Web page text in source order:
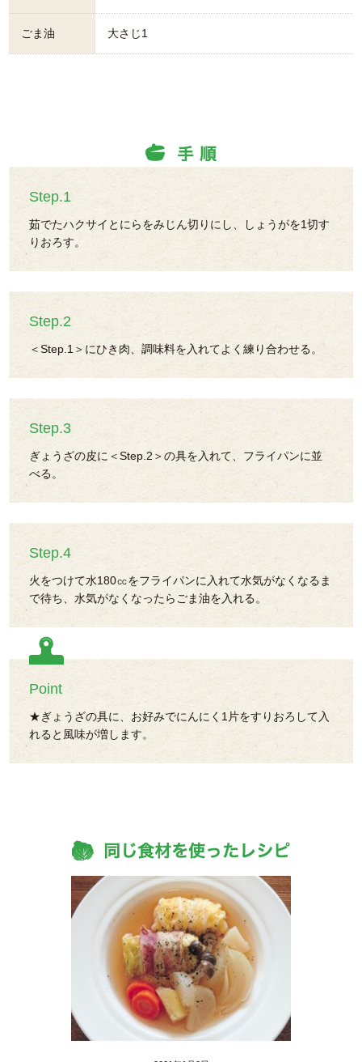
ごま油 大さじ1
Step.1
茹でたハクサイとにらをみじん切りにし、しょうがを1切す
りおろす。
Step.2
＜Step.1＞にひき肉、調味料を入れてよく練り合わせる。
Step.3
ぎょうざの皮に＜Step.2＞の具を入れて、フライパンに並
べる。
Step.4
火をつけて水180㏄をフライパンに入れて水気がなくなるま
で待ち、水気がなくなったらごま油を入れる。
Point
★ぎょうざの具に、お好みでにんにく1片をすりおろして入
れると風味が増します。